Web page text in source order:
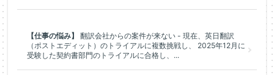
【仕事の悩み】
翻訳会社からの案件が来ない - 現在、英日翻訳
（ポストエディット）のトライアルに複数挑戦し、 2025年12月に
受験した契約書部門のトライアルに合格し、...